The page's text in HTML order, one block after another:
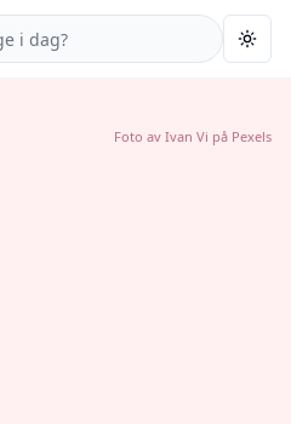
Foto av Ivan Vi på Pexels